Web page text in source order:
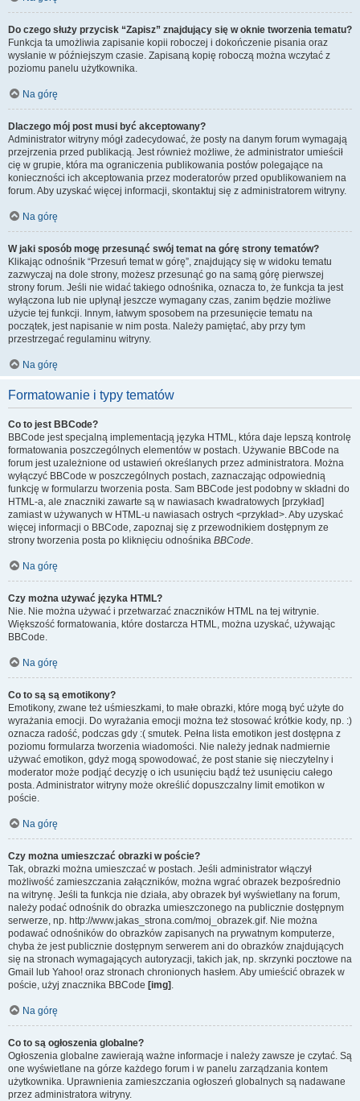
Do czego służy przycisk “Zapisz” znajdujący się w oknie tworzenia tematu?
Funkcja ta umożliwia zapisanie kopii roboczej i dokończenie pisania oraz
wysłanie w późniejszym czasie. Zapisaną kopię roboczą można wczytać z
poziomu panelu użytkownika.
Na górę
Dlaczego mój post musi być akceptowany?
Administrator witryny mógł zadecydować, że posty na danym forum wymagają
przejrzenia przed publikacją. Jest również możliwe, że administrator umieścił
cię w grupie, która ma ograniczenia publikowania postów polegające na
konieczności ich akceptowania przez moderatorów przed opublikowaniem na
forum. Aby uzyskać więcej informacji, skontaktuj się z administratorem witryny.
Na górę
W jaki sposób mogę przesunąć swój temat na górę strony tematów?
Klikając odnośnik “Przesuń temat w górę”, znajdujący się w widoku tematu
zazwyczaj na dole strony, możesz przesunąć go na samą górę pierwszej
strony forum. Jeśli nie widać takiego odnośnika, oznacza to, że funkcja ta jest
wyłączona lub nie upłynął jeszcze wymagany czas, zanim będzie możliwe
użycie tej funkcji. Innym, łatwym sposobem na przesunięcie tematu na
początek, jest napisanie w nim posta. Należy pamiętać, aby przy tym
przestrzegać regulaminu witryny.
Na górę
Formatowanie i typy tematów
Co to jest BBCode?
BBCode jest specjalną implementacją języka HTML, która daje lepszą kontrolę
formatowania poszczególnych elementów w postach. Używanie BBCode na
forum jest uzależnione od ustawień określanych przez administratora. Można
wyłączyć BBCode w poszczególnych postach, zaznaczając odpowiednią
funkcję w formularzu tworzenia posta. Sam BBCode jest podobny w składni do
HTML-a, ale znaczniki zawarte są w nawiasach kwadratowych [przykład]
zamiast w używanych w HTML-u nawiasach ostrych <przykład>. Aby uzyskać
więcej informacji o BBCode, zapoznaj się z przewodnikiem dostępnym ze
strony tworzenia posta po kliknięciu odnośnika BBCode.
Na górę
Czy można używać języka HTML?
Nie. Nie można używać i przetwarzać znaczników HTML na tej witrynie.
Większość formatowania, które dostarcza HTML, można uzyskać, używając
BBCode.
Na górę
Co to są są emotikony?
Emotikony, zwane też uśmieszkami, to małe obrazki, które mogą być użyte do
wyrażania emocji. Do wyrażania emocji można też stosować krótkie kody, np. :)
oznacza radość, podczas gdy :( smutek. Pełna lista emotikon jest dostępna z
poziomu formularza tworzenia wiadomości. Nie należy jednak nadmiernie
używać emotikon, gdyż mogą spowodować, że post stanie się nieczytelny i
moderator może podjąć decyzję o ich usunięciu bądź też usunięciu całego
posta. Administrator witryny może określić dopuszczalny limit emotikon w
poście.
Na górę
Czy można umieszczać obrazki w poście?
Tak, obrazki można umieszczać w postach. Jeśli administrator włączył
możliwość zamieszczania załączników, można wgrać obrazek bezpośrednio
na witrynę. Jeśli ta funkcja nie działa, aby obrazek był wyświetlany na forum,
należy podać odnośnik do obrazka umieszczonego na publicznie dostępnym
serwerze, np. http://www.jakas_strona.com/moj_obrazek.gif. Nie można
podawać odnośników do obrazków zapisanych na prywatnym komputerze,
chyba że jest publicznie dostępnym serwerem ani do obrazków znajdujących
się na stronach wymagających autoryzacji, takich jak, np. skrzynki pocztowe na
Gmail lub Yahoo! oraz stronach chronionych hasłem. Aby umieścić obrazek w
poście, użyj znacznika BBCode [img] .
Na górę
Co to są ogłoszenia globalne?
Ogłoszenia globalne zawierają ważne informacje i należy zawsze je czytać. Są
one wyświetlane na górze każdego forum i w panelu zarządzania kontem
użytkownika. Uprawnienia zamieszczania ogłoszeń globalnych są nadawane
przez administratora witryny.